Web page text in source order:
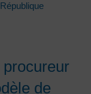
de